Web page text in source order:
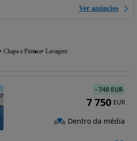
Ver anúncios
Chapa e Pintura Lavagem
-740 EUR
7 750 EUR
Dentro da média